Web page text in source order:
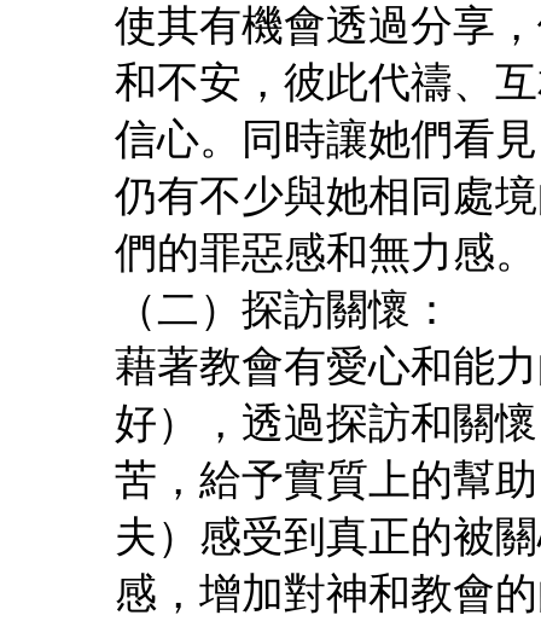
使其有機會透過分享
和不安，彼此代禱、
信心。同時讓她們看
仍有不少與她相同處
們的罪惡感和無力感。
（二）探訪關懷：
藉著教會有愛心和能
好），透過探訪和關
苦，給予實質上的幫
夫）感受到真正的被
感，增加對神和教會